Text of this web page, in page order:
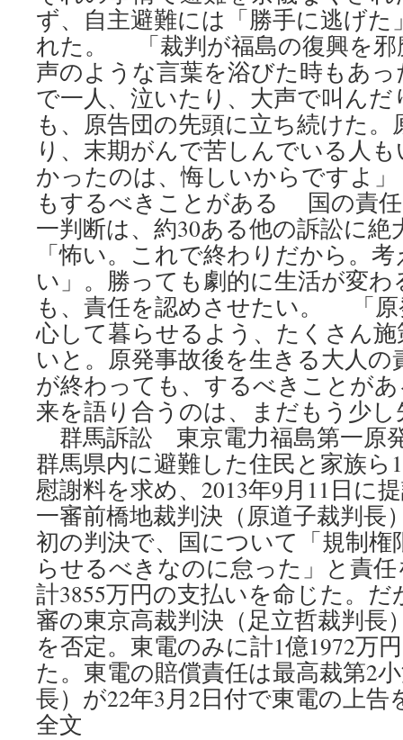
ず、自主避難には「勝手に逃げ
れた。 「裁判が福島の復興を邪
声のような言葉を浴びた時もあ
で一人、泣いたり、大声で叫ん
も、原告団の先頭に立ち続けた
り、末期がんで苦しんでいる人
かったのは、悔しいからですよ
もするべきことがある 国の責
一判断は、約30ある他の訴訟に
「怖い。これで終わりだから。
い」。勝っても劇的に生活が変
も、責任を認めさせたい。 「原
心して暮らせるよう、たくさん
いと。原発事故後を生きる大人
が終わっても、するべきことが
来を語り合うのは、まだもう少
群馬訴訟 東京電力福島第一原
群馬県内に避難した住民と家族ら
慰謝料を求め、2013年9月11日に
一審前橋地裁判決（原道子裁判長
初の判決で、国について「規制権
らせるべきなのに怠った」と責
計3855万円の支払いを命じた。だ
審の東京高裁判決（足立哲裁判長
を否定。東電のみに計1億1972万
た。東電の賠償責任は最高裁第2
長）が22年3月2日付で東電の上
全文